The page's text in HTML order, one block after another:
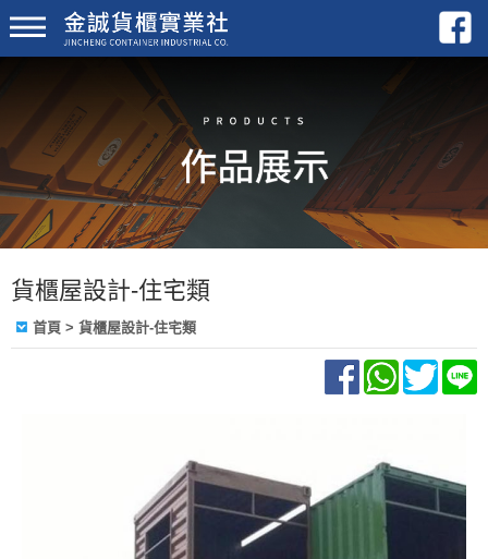
貨櫃屋設計-住宅類
首頁 > 貨櫃屋設計-住宅類